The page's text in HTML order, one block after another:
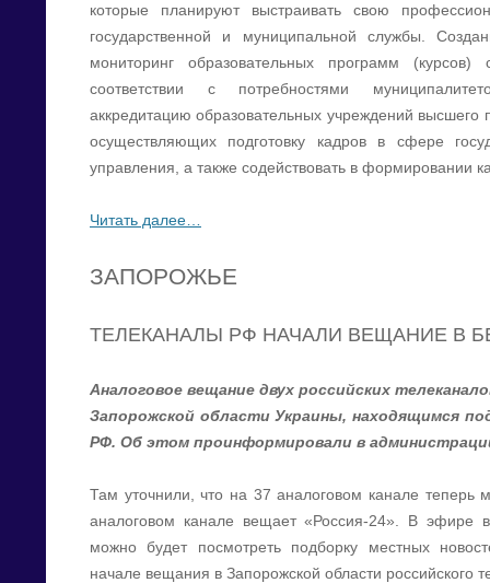
которые планируют выстраивать свою
государственной и муниципальной службы.
мониторинг образовательных программ
соответствии с потребностями
аккредитацию образовательных учреждений высшего
осуществляющих подготовку кадров в сфере
управления, а также содействовать в формировании
Читать далее…
ЗАПОРОЖЬЕ
ТЕЛЕКАНАЛЫ РФ НАЧАЛИ ВЕЩАНИЕ В
Аналоговое вещание двух российских
Запорожской области Украины, находящимся
РФ. Об этом проинформировали в
Там уточнили, что на 37 аналоговом канале
аналоговом канале вещает «Россия-24». В эфире
можно будет посмотреть подборку местных
начале вещания в Запорожской области российского